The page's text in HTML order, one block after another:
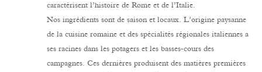
caractérisent l’histoire de Rome et de l’Italie.
Nos ingrédients sont de saison et locaux. L’origine paysanne
de la cuisine romaine et des spécialités régionales italiennes a
ses racines dans les potagers et les basses-cours des
campagnes. Ces dernières produisent des matières premières